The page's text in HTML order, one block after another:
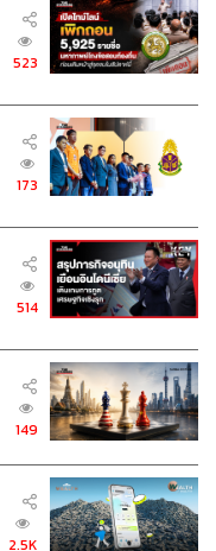
523
173
514
149
2.5K